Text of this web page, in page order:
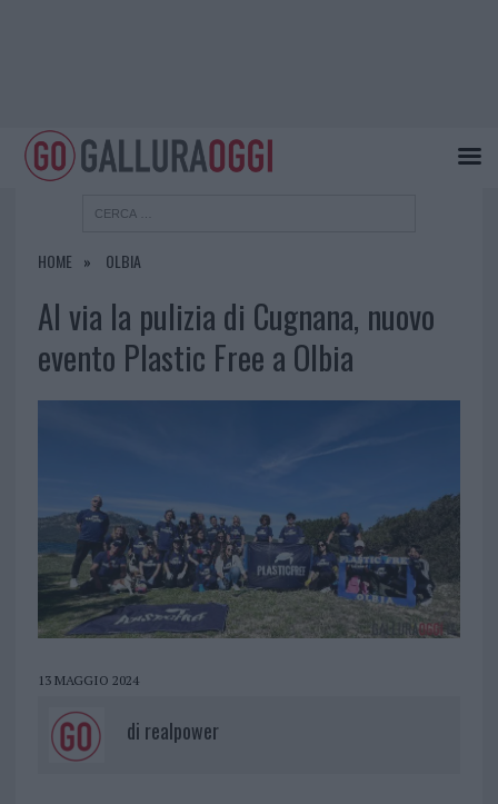
HOME OLBIA
Al via la pulizia di Cugnana, nuovo
evento Plastic Free a Olbia
13 MAGGIO 2024
di realpower